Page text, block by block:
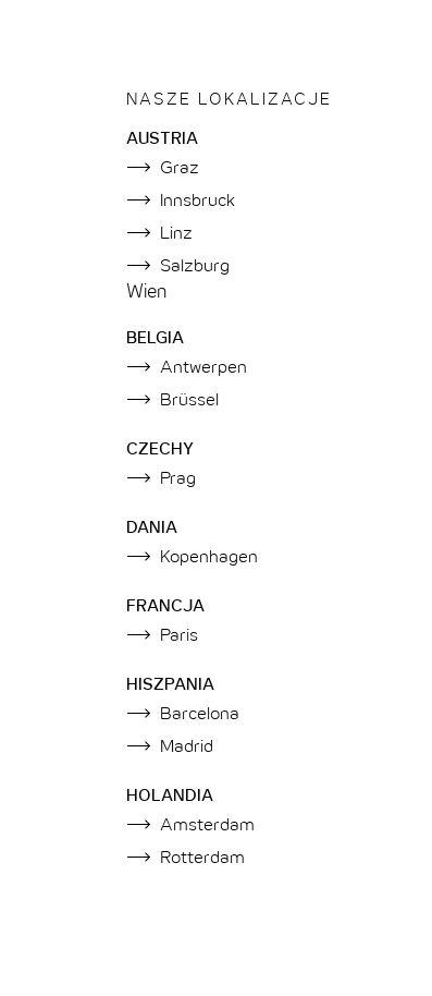
NASZE LOKALIZACJE
AUSTRIA
Graz
Innsbruck
Linz
Salzburg
Wien
BELGIA
Antwerpen
Brüssel
CZECHY
Prag
DANIA
Kopenhagen
FRANCJA
Paris
HISZPANIA
Barcelona
Madrid
HOLANDIA
Amsterdam
Rotterdam